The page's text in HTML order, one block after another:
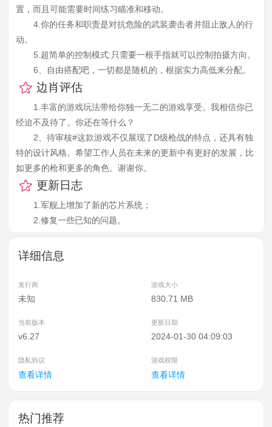
置，而且可能需要时间练习瞄准和移动。
4.你的任务和职责是对抗危险的武装袭击者并阻止敌人的行
动。
5.超简单的控制模式:只需要一根手指就可以控制拍摄方向。
6、自由搭配吧，一切都是随机的，根据实力高低来分配。
边肖评估
1.丰富的游戏玩法带给你独一无二的游戏享受。我相信你已
经迫不及待了。你还在等什么？
2、待审核#这款游戏不仅展现了D级枪战的特点，还具有独
特的设计风格。希望工作人员在未来的更新中有更好的发展，比
如更多的枪和更多的角色。谢谢你。
更新日志
1.军舰上增加了新的芯片系统；
2.修复一些已知的问题。
详细信息
发行商 游戏大小
未知 830.71 MB
当前版本 更新日期
v6.27 2024-01-30 04:09:03
隐私协议 游戏权限
查看详情 查看详情
热门推荐